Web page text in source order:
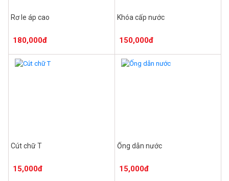
Rơ le áp cao
180,000đ
Khóa cấp nước
150,000đ
Cút chữ T
15,000đ
Ống dẫn nước
15,000đ